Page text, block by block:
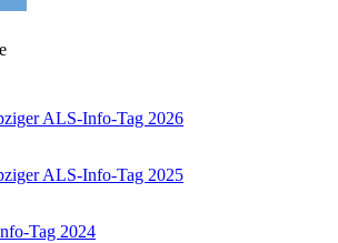
ALS-Info-Tag 2026
ALS-Info-Tag 2025
Tag 2024